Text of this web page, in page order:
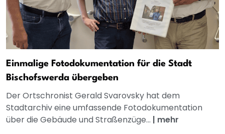
Einmalige Fotodokumentation für die Stadt
Bischofswerda übergeben
Der Ortschronist Gerald Svarovsky hat dem
Stadtarchiv eine umfassende Fotodokumentation
über die Gebäude und Straßenzüge... | mehr